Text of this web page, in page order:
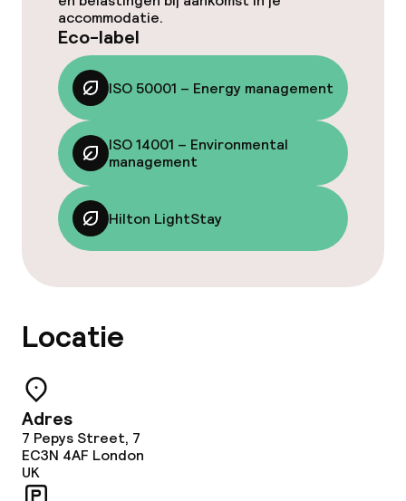
Eet- en drinkdiensten
Ontbijtbuffet
Lunch à la carte
Lunch, vast menu
Diner à la carte
Dieetopties
Speciale dieetopties
Schoonmaakvoorzieningen
accommodatie.
Eco-label
ISO 50001 – Energy management
ISO 14001 – Environmental
management
Hilton LightStay
Locatie
Adres
7 Pepys Street, 7
EC3N 4AF London
UK